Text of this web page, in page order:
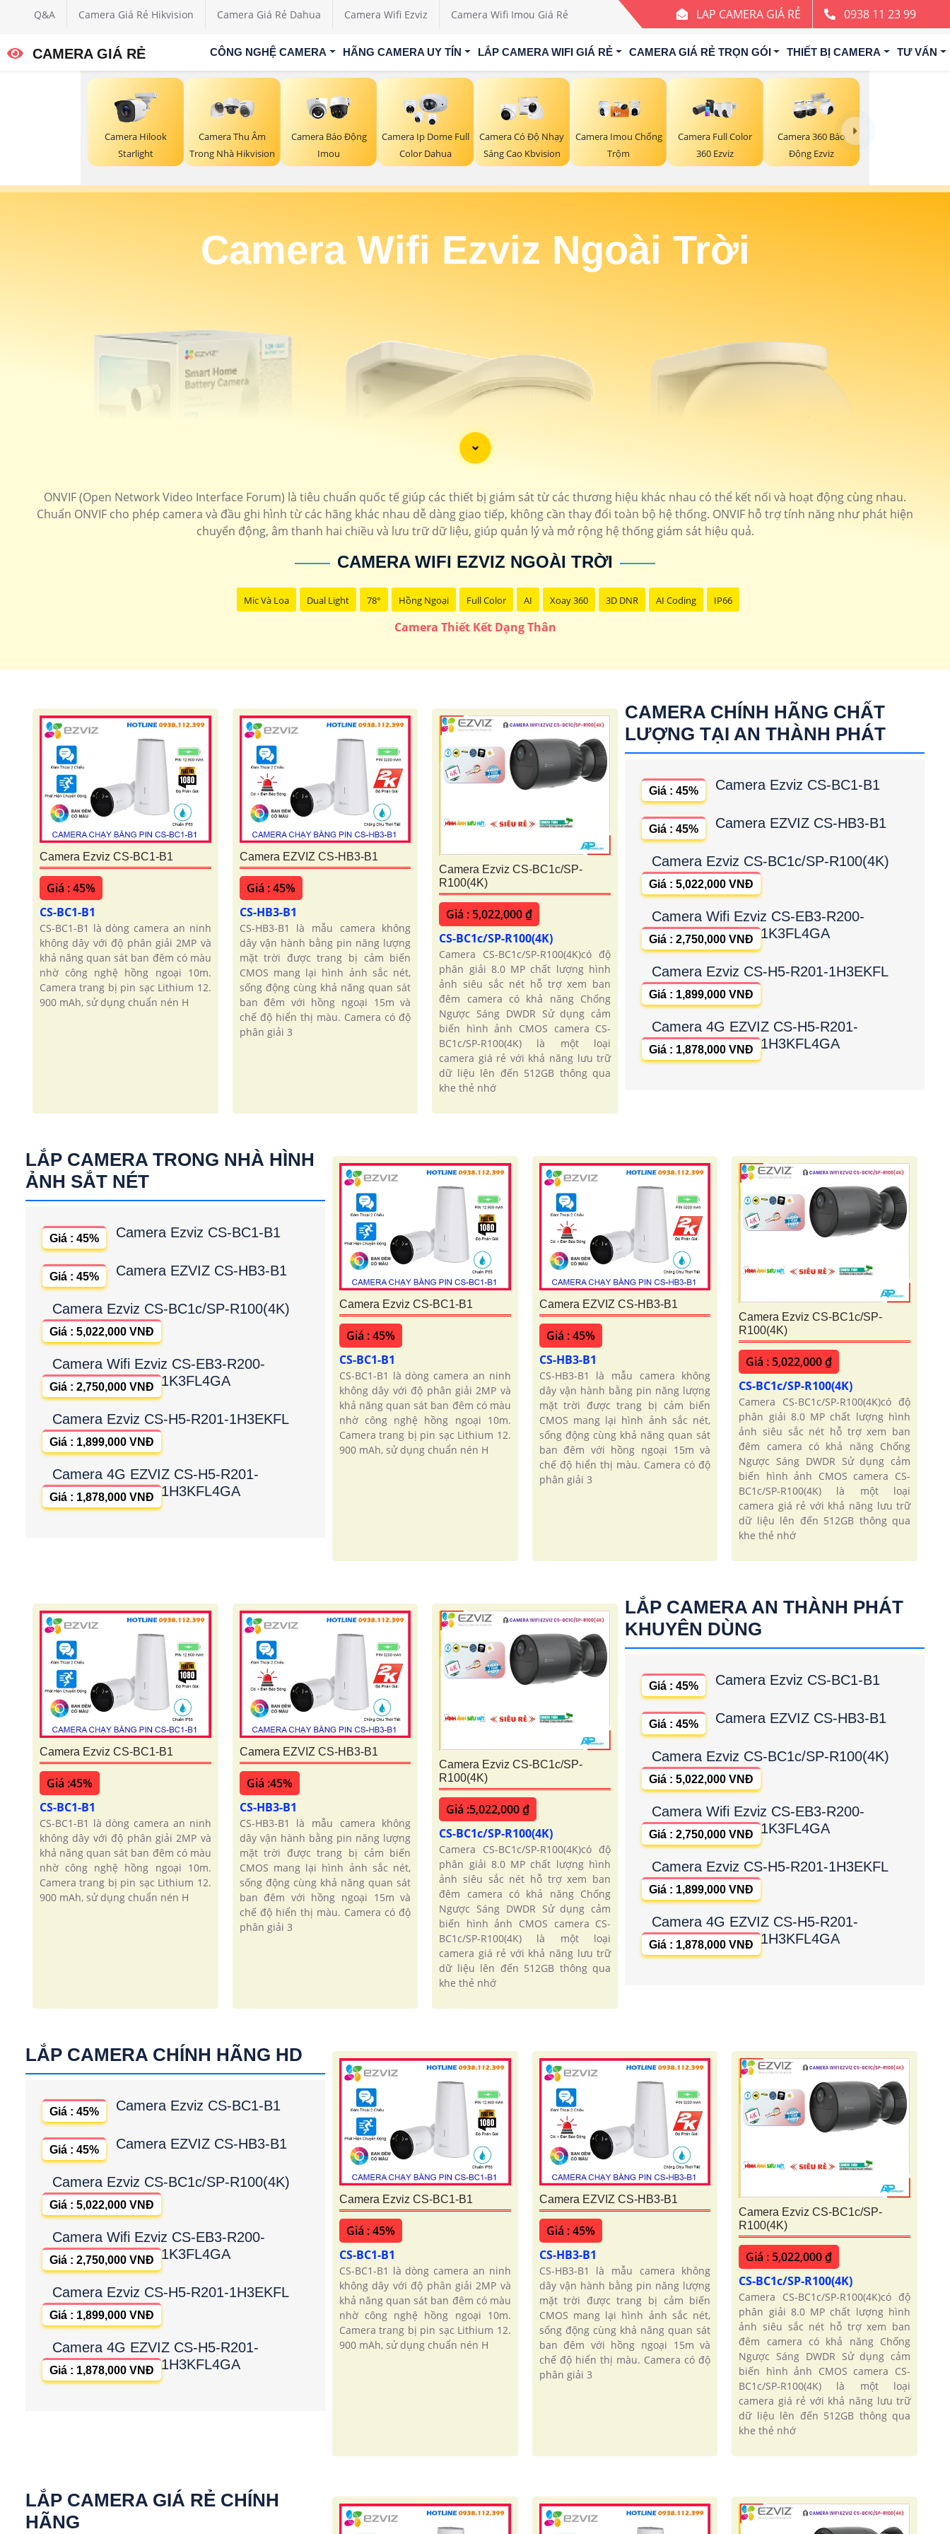
Q&A Camera Giá Rẻ Hikvision Camera Giá Rẻ Dahua Camera Wifi Ezviz Camera Wifi Imou Giá Rẻ LAP CAMERA GIÁ RẺ 0938 11 23 99
CAMERA GIÁ RẺ CÔNG NGHỆ CAMERA HÃNG CAMERA UY TÍN LẮP CAMERA WIFI GIÁ RẺ CAMERA GIÁ RẺ TRỌN GÓI THIẾT BỊ CAMERA TƯ VẤN
Camera Hilook
Starlight
Camera Thu Âm
Trong Nhà Hikvision
Camera Báo Động
Imou
Camera Ip Dome Full
Color Dahua
Camera Có Độ Nhạy
Sáng Cao Kbvision
Camera Imou Chống
Trộm
Camera Full Color
360 Ezviz
Camera 360 Báo
Động Ezviz
Camera Wifi Ezviz Ngoài Trời
'
ONVIF (Open Network Video Interface Forum) là tiêu chuẩn quốc tế giúp các thiết bị giám sát từ các thương hiệu khác nhau có thể kết nối và hoạt động cùng nhau.
Chuẩn ONVIF cho phép camera và đầu ghi hình từ các hãng khác nhau dễ dàng giao tiếp, không cần thay đổi toàn bộ hệ thống. ONVIF hỗ trợ tính năng như phát hiện
chuyển động, âm thanh hai chiều và lưu trữ dữ liệu, giúp quản lý và mở rộng hệ thống giám sát hiệu quả.
CAMERA WIFI EZVIZ NGOÀI TRỜI
Mic Và Loa Dual Light 78° Hồng Ngoại Full Color AI Xoay 360 3D DNR AI Coding IP66
Camera Thiết Kết Dạng Thân
Camera Ezviz CS-BC1-B1
Giá : 45%
CS-BC1-B1
CS-BC1-B1 là dòng camera an ninh
không dây với độ phân giải 2MP và
khả năng quan sát ban đêm có màu
nhờ công nghệ hồng ngoại 10m.
Camera trang bị pin sạc Lithium 12.
900 mAh, sử dụng chuẩn nén H
Camera EZVIZ CS-HB3-B1
Giá : 45%
CS-HB3-B1
CS-HB3-B1 là mẫu camera không
dây vận hành bằng pin năng lượng
mặt trời được trang bị cảm biến
CMOS mang lại hình ảnh sắc nét,
sống động cùng khả năng quan sát
ban đêm với hồng ngoại 15m và
chế độ hiển thị màu. Camera có độ
phân giải 3
Camera Ezviz CS-BC1c/SP-
R100(4K)
Giá : 5,022,000 ₫
CS-BC1c/SP-R100(4K)
Camera CS-BC1c/SP-R100(4K)có độ
phân giải 8.0 MP chất lượng hình
ảnh siêu sắc nét hỗ trợ xem ban
đêm camera có khả năng Chống
Ngược Sáng DWDR Sử dụng cảm
biến hình ảnh CMOS camera CS-
BC1c/SP-R100(4K) là một loại
camera giá rẻ với khả năng lưu trữ
dữ liệu lên đến 512GB thông qua
khe thẻ nhớ
CAMERA CHÍNH HÃNG CHẤT
LƯỢNG TẠI AN THÀNH PHÁT
Camera Ezviz CS-BC1-B1
Giá : 45%
Camera EZVIZ CS-HB3-B1
Giá : 45%
Camera Ezviz CS-BC1c/SP-R100(4K)
Giá : 5,022,000 VNĐ
Camera Wifi Ezviz CS-EB3-R200-
1K3FL4GA
Giá : 2,750,000 VNĐ
Camera Ezviz CS-H5-R201-1H3EKFL
Giá : 1,899,000 VNĐ
Camera 4G EZVIZ CS-H5-R201-
1H3KFL4GA
Giá : 1,878,000 VNĐ
LẮP CAMERA TRONG NHÀ HÌNH
ẢNH SẮT NÉT
Camera Ezviz CS-BC1-B1
Giá : 45%
Camera EZVIZ CS-HB3-B1
Giá : 45%
Camera Ezviz CS-BC1c/SP-R100(4K)
Giá : 5,022,000 VNĐ
Camera Wifi Ezviz CS-EB3-R200-
1K3FL4GA
Giá : 2,750,000 VNĐ
Camera Ezviz CS-H5-R201-1H3EKFL
Giá : 1,899,000 VNĐ
Camera 4G EZVIZ CS-H5-R201-
1H3KFL4GA
Giá : 1,878,000 VNĐ
Camera Ezviz CS-BC1-B1
Giá : 45%
CS-BC1-B1
CS-BC1-B1 là dòng camera an ninh
không dây với độ phân giải 2MP và
khả năng quan sát ban đêm có màu
nhờ công nghệ hồng ngoại 10m.
Camera trang bị pin sạc Lithium 12.
900 mAh, sử dụng chuẩn nén H
Camera EZVIZ CS-HB3-B1
Giá : 45%
CS-HB3-B1
CS-HB3-B1 là mẫu camera không
dây vận hành bằng pin năng lượng
mặt trời được trang bị cảm biến
CMOS mang lại hình ảnh sắc nét,
sống động cùng khả năng quan sát
ban đêm với hồng ngoại 15m và
chế độ hiển thị màu. Camera có độ
phân giải 3
Camera Ezviz CS-BC1c/SP-
R100(4K)
Giá : 5,022,000 ₫
CS-BC1c/SP-R100(4K)
Camera CS-BC1c/SP-R100(4K)có độ
phân giải 8.0 MP chất lượng hình
ảnh siêu sắc nét hỗ trợ xem ban
đêm camera có khả năng Chống
Ngược Sáng DWDR Sử dụng cảm
biến hình ảnh CMOS camera CS-
BC1c/SP-R100(4K) là một loại
camera giá rẻ với khả năng lưu trữ
dữ liệu lên đến 512GB thông qua
khe thẻ nhớ
Camera Ezviz CS-BC1-B1
Giá :45%
CS-BC1-B1
CS-BC1-B1 là dòng camera an ninh
không dây với độ phân giải 2MP và
khả năng quan sát ban đêm có màu
nhờ công nghệ hồng ngoại 10m.
Camera trang bị pin sạc Lithium 12.
900 mAh, sử dụng chuẩn nén H
Camera EZVIZ CS-HB3-B1
Giá :45%
CS-HB3-B1
CS-HB3-B1 là mẫu camera không
dây vận hành bằng pin năng lượng
mặt trời được trang bị cảm biến
CMOS mang lại hình ảnh sắc nét,
sống động cùng khả năng quan sát
ban đêm với hồng ngoại 15m và
chế độ hiển thị màu. Camera có độ
phân giải 3
Camera Ezviz CS-BC1c/SP-
R100(4K)
Giá :5,022,000 ₫
CS-BC1c/SP-R100(4K)
Camera CS-BC1c/SP-R100(4K)có độ
phân giải 8.0 MP chất lượng hình
ảnh siêu sắc nét hỗ trợ xem ban
đêm camera có khả năng Chống
Ngược Sáng DWDR Sử dụng cảm
biến hình ảnh CMOS camera CS-
BC1c/SP-R100(4K) là một loại
camera giá rẻ với khả năng lưu trữ
dữ liệu lên đến 512GB thông qua
khe thẻ nhớ
LẮP CAMERA AN THÀNH PHÁT
KHUYÊN DÙNG
Camera Ezviz CS-BC1-B1
Giá : 45%
Camera EZVIZ CS-HB3-B1
Giá : 45%
Camera Ezviz CS-BC1c/SP-R100(4K)
Giá : 5,022,000 VNĐ
Camera Wifi Ezviz CS-EB3-R200-
1K3FL4GA
Giá : 2,750,000 VNĐ
Camera Ezviz CS-H5-R201-1H3EKFL
Giá : 1,899,000 VNĐ
Camera 4G EZVIZ CS-H5-R201-
1H3KFL4GA
Giá : 1,878,000 VNĐ
LẮP CAMERA CHÍNH HÃNG HD
Camera Ezviz CS-BC1-B1
Giá : 45%
Camera EZVIZ CS-HB3-B1
Giá : 45%
Camera Ezviz CS-BC1c/SP-R100(4K)
Giá : 5,022,000 VNĐ
Camera Wifi Ezviz CS-EB3-R200-
1K3FL4GA
Giá : 2,750,000 VNĐ
Camera Ezviz CS-H5-R201-1H3EKFL
Giá : 1,899,000 VNĐ
Camera 4G EZVIZ CS-H5-R201-
1H3KFL4GA
Giá : 1,878,000 VNĐ
Camera Ezviz CS-BC1-B1
Giá : 45%
CS-BC1-B1
CS-BC1-B1 là dòng camera an ninh
không dây với độ phân giải 2MP và
khả năng quan sát ban đêm có màu
nhờ công nghệ hồng ngoại 10m.
Camera trang bị pin sạc Lithium 12.
900 mAh, sử dụng chuẩn nén H
Camera EZVIZ CS-HB3-B1
Giá : 45%
CS-HB3-B1
CS-HB3-B1 là mẫu camera không
dây vận hành bằng pin năng lượng
mặt trời được trang bị cảm biến
CMOS mang lại hình ảnh sắc nét,
sống động cùng khả năng quan sát
ban đêm với hồng ngoại 15m và
chế độ hiển thị màu. Camera có độ
phân giải 3
Camera Ezviz CS-BC1c/SP-
R100(4K)
Giá : 5,022,000 ₫
CS-BC1c/SP-R100(4K)
Camera CS-BC1c/SP-R100(4K)có độ
phân giải 8.0 MP chất lượng hình
ảnh siêu sắc nét hỗ trợ xem ban
đêm camera có khả năng Chống
Ngược Sáng DWDR Sử dụng cảm
biến hình ảnh CMOS camera CS-
BC1c/SP-R100(4K) là một loại
camera giá rẻ với khả năng lưu trữ
dữ liệu lên đến 512GB thông qua
khe thẻ nhớ
LẮP CAMERA GIÁ RẺ CHÍNH
HÃNG